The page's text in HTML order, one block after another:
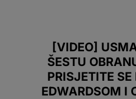
[VIDEO]
ŠESTU
PRISJETITE
EDWARDSOM I